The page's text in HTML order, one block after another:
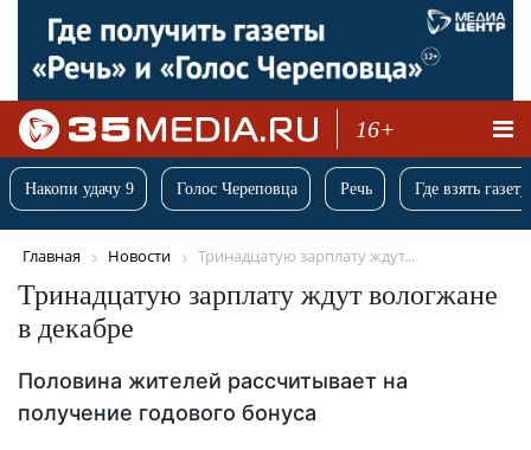
16+
Накопи удачу 9 Голос Череповца Речь Где взять
Главная Новости Тринадцатую зарплату ждут...
Тринадцатую зарплату ждут вологжане
в декабре
Половина жителей рассчитывает на
получение годового бонуса